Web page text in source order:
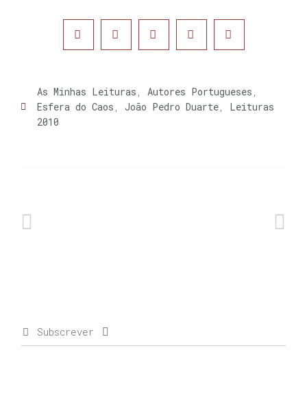
As Minhas Leituras , Autores Portugueses ,
Esfera do Caos , João Pedro Duarte, Leituras
2010
Subscrever